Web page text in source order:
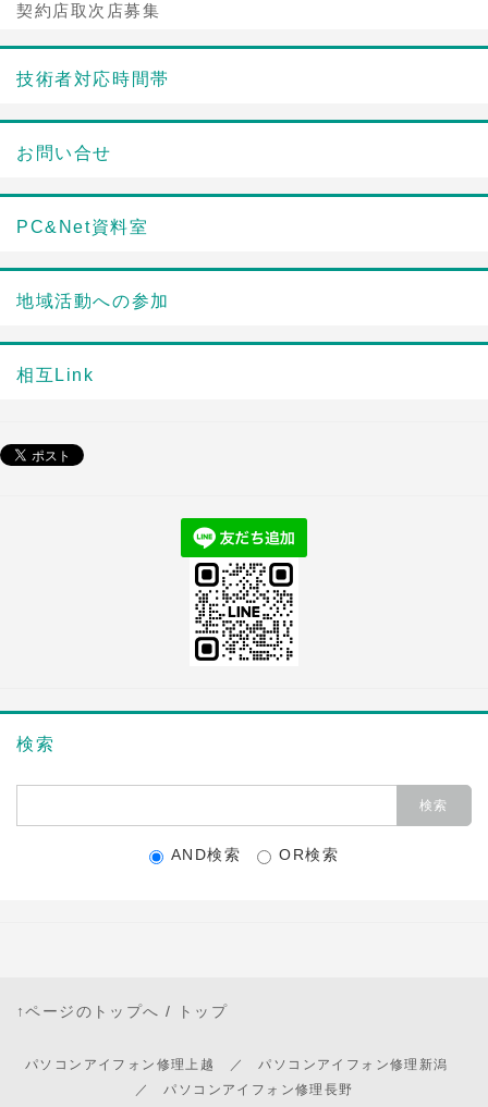
契約店取次店募集
技術者対応時間帯
お問い合せ
PC&Net資料室
地域活動への参加
相互Link
検索
AND検索 OR検索
↑ページのトップへ / トップ
パソコンアイフォン修理上越 ／ パソコンアイフォン修理新潟
／ パソコンアイフォン修理長野